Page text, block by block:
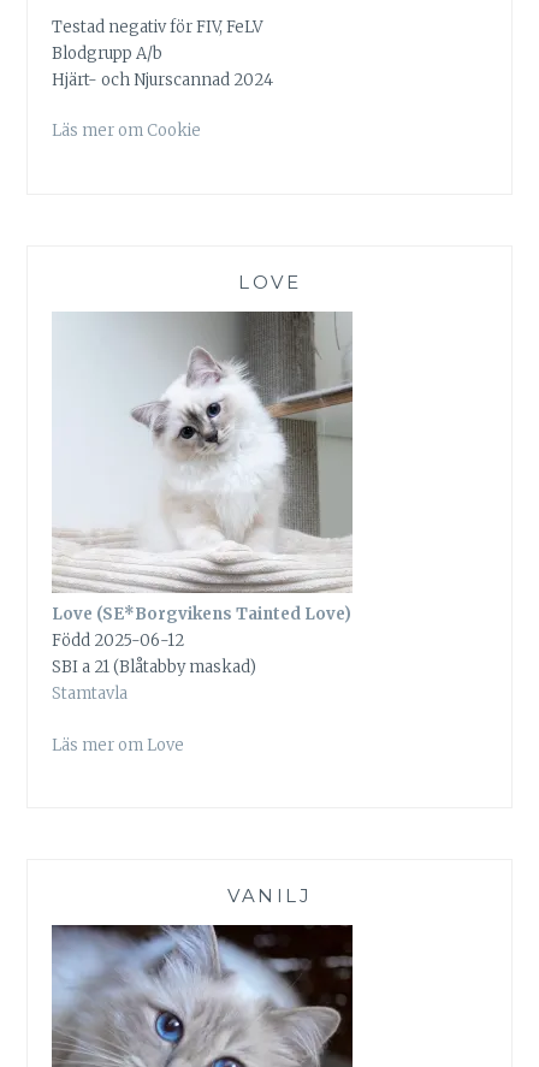
Testad negativ för FIV, FeLV
Blodgrupp A/b
Hjärt- och Njurscannad 2024
Läs mer om Cookie
LOVE
Love (SE*Borgvikens Tainted Love)
Född 2025-06-12
SBI a 21 (Blåtabby maskad)
Stamtavla
Läs mer om Love
VANILJ